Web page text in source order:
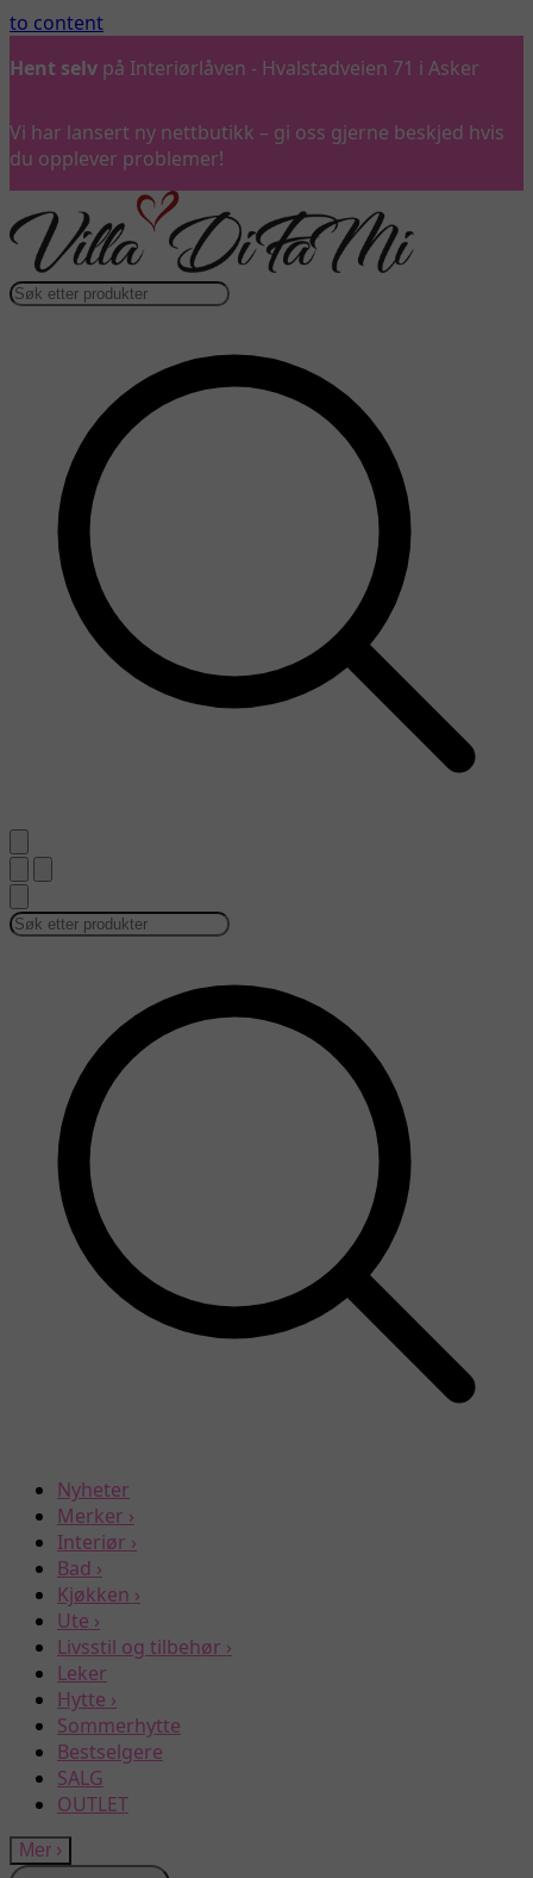
to content
Hent selv på Interiørlåven - Hvalstadveien 71 i Asker
Vi har lansert ny nettbutikk – gi oss gjerne beskjed hvis
du opplever problemer!
Nyheter
Merker ›
Interiør ›
Bad ›
Kjøkken ›
Ute ›
Livsstil og tilbehør ›
Leker
Hytte ›
Sommerhytte
Bestselgere
SALG
OUTLET
Mer ›